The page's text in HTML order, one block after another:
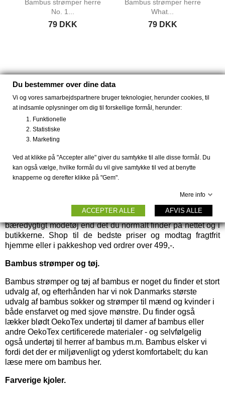
Bambus strømper herre
No. 1...
79 DKK
Bambus strømper herre
What...
79 DKK
Anderledes slow fashion til kvinder og mænd, samt
farverige kjoler fra Dot & Doodle's.
Køb komfortable bambus strømper og bambus tøj,
Thought. Sikker dansk webshop med krypteret betaling,
hurtig levering, gratis fragt og 30 dages retur.
lynhurtig levering, hvor du trygt kan handle med sikker
krypteret betaling, og have 30 dages returret. Hos
Holidaymode.dk kan du få helt anderledes kjoler og
bæredygtigt modetøj end det du normalt finder på nettet og i
butikkerne. Shop til de bedste priser og modtag fragtfrit
hjemme eller i pakkeshop ved ordrer over 499,-.
Bambus strømper og tøj.
Bambus strømper og tøj af bambus er noget du finder et stort
udvalg af, og efterhånden har vi nok Danmarks største
udvalg af bambus sokker og strømper til mænd og kvinder i
både ensfarvet og med sjove mønstre. Du finder også
lækker blødt OekoTex undertøj til damer af bambus eller
andre OekoTex certificerede materialer - og selvfølgelig
også undertøj til herrer af bambus m.m. Bambus elsker vi
fordi det der er miljøvenligt og yderst komfortabelt; du kan
læse mere om bambus her.
Farverige kjoler.
Du bestemmer over dine data
Vi og vores samarbejdspartnere bruger teknologier, herunder cookies, til
at indsamle oplysninger om dig til forskellige formål, herunder:
Funktionelle
Statistiske
Marketing
Ved at klikke på "Accepter alle" giver du samtykke til alle disse formål. Du
kan også vælge, hvilke formål du vil give samtykke til ved at benytte
knapperne og derefter klikke på "Gem".
Mere info
ACCEPTER ALLE AFVIS ALLE